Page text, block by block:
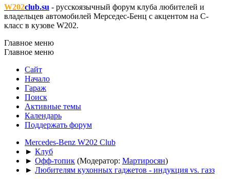
W202club.su - русскоязычный форум клуба любителей и
владельцев автомобилей Мерседес-Бенц с акцентом на C-
класс в кузове W202.
Главное меню
Главное меню
Сайт
Начало
Гараж
Поиск
Активные темы
Календарь
Поддержать форум
Mercedes-Benz W202 Club
► Клуб
► Офф-топик (Модератор: Мартиросян)
► Любителям кухонных гаджетов - индукция vs. газз